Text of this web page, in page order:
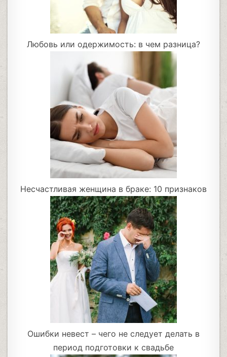
Любовь или одержимость: в чем разница?
Несчастливая женщина в браке: 10 признаков
Ошибки невест – чего не следует делать в
период подготовки к свадьбе